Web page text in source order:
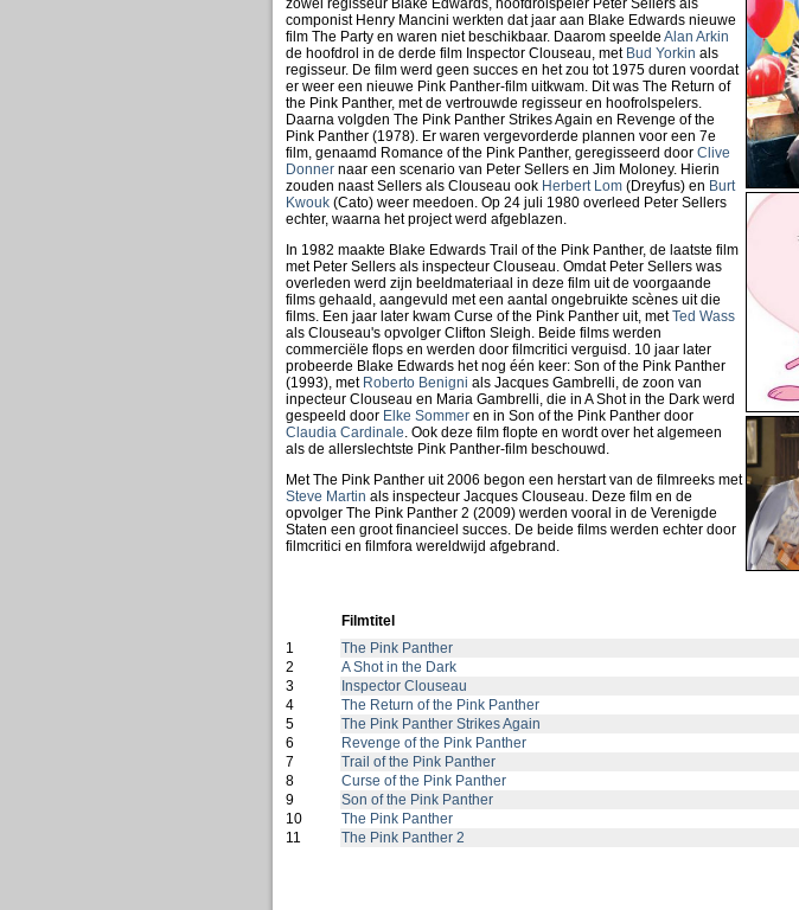
zowel regisseur Blake Edwards, hoofdrolspeler Peter Sellers als
componist Henry Mancini werkten dat jaar aan Blake Edwards nieuwe
film The Party en waren niet beschikbaar. Daarom speelde Alan Arkin
de hoofdrol in de derde film Inspector Clouseau, met Bud Yorkin als
regisseur. De film werd geen succes en het zou tot 1975 duren voordat
er weer een nieuwe Pink Panther-film uitkwam. Dit was The Return of
the Pink Panther, met de vertrouwde regisseur en hoofrolspelers.
Daarna volgden The Pink Panther Strikes Again en Revenge of the
Pink Panther (1978). Er waren vergevorderde plannen voor een 7e
film, genaamd Romance of the Pink Panther, geregisseerd door Clive
Donnernaar een scenario van Peter Sellers en Jim Moloney. Hierin
zouden naast Sellers als Clouseau ook Herbert Lom(Dreyfus) en Burt
Kwouk(Cato) weer meedoen. Op 24 juli 1980 overleed Peter Sellers
echter, waarna het project werd afgeblazen.
In 1982 maakte Blake Edwards Trail of the Pink Panther, de laatste film
met Peter Sellers als inspecteur Clouseau. Omdat Peter Sellers was
overleden werd zijn beeldmateriaal in deze film uit de voorgaande
films gehaald, aangevuld met een aantal ongebruikte scènes uit die
films. Een jaar later kwam Curse of the Pink Panther uit, metTed Wass
als Clouseau's opvolger Clifton Sleigh. Beide films werden
commerciële flops en werden door filmcritici verguisd. 10 jaar later
probeerde Blake Edwards het nog één keer: Son of the Pink Panther
(1993), met Roberto Benigni als Jacques Gambrelli, de zoon van
inpecteur Clouseau en Maria Gambrelli, die in A Shot in the Dark werd
gespeeld door Elke Sommeren in Son of the Pink Panther door
Claudia Cardinale. Ook deze film flopte en wordt over het algemeen
als de allerslechtste Pink Panther-film beschouwd.
Met The Pink Panther uit 2006 begon een herstart van de filmreeks met
Steve Martin als inspecteur Jacques Clouseau. Deze film en de
opvolger The Pink Panther 2 (2009) werden vooral in de Verenigde
Staten een groot financieel succes. De beide films werden echter door
filmcritici en filmfora wereldwijd afgebrand.
Filmtitel
1
The Pink Panther
2
A Shot in the Dark
3
Inspector Clouseau
4
The Return of the Pink Panther
5
The Pink Panther Strikes Again
6
Revenge of the Pink Panther
7
Trail of the Pink Panther
8
Curse of the Pink Panther
9
Son of the Pink Panther
10
The Pink Panther
11
The Pink Panther 2